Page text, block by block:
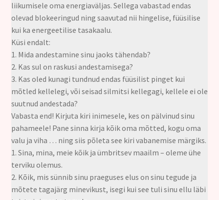
liikumisele oma energiaväljas. Sellega vabastad endas
olevad blokeeringud ning saavutad nii hingelise, füüsilise
kui ka energeetilise tasakaalu.
Küsi endalt:
1. Mida andestamine sinu jaoks tähendab?
2. Kas sul on raskusi andestamisega?
3. Kas oled kunagi tundnud endas füüsilist pinget kui
mõtled kellelegi, või seisad silmitsi kellegagi, kellele ei ole
suutnud andestada?
Vabasta end! Kirjuta kiri inimesele, kes on pälvinud sinu
pahameele! Pane sinna kirja kõik oma mõtted, kogu oma
valu ja viha … ning siis põleta see kiri vabanemise märgiks.
1. Sina, mina, meie kõik ja ümbritsev maailm – oleme ühe
terviku olemus.
2. Kõik, mis sünnib sinu praeguses elus on sinu tegude ja
mõtete tagajärg minevikust, isegi kui see tuli sinu ellu läbi